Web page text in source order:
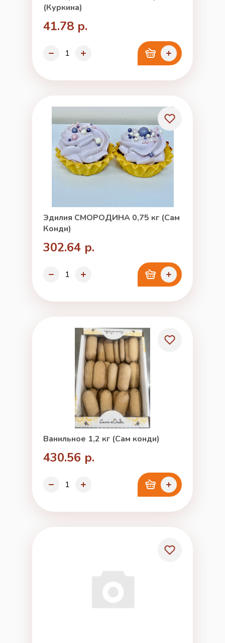
(Куркина)
41.78 р.
Эдилия СМОРОДИНА 0,75 кг (Сам
Конди)
302.64 р.
Ванильное 1,2 кг (Сам конди)
430.56 р.